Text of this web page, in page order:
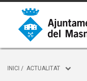
INICI / ACTUALITAT